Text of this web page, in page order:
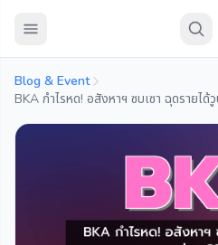
Blog & Event
BKA กำไรหด! อสังหาฯ ซบเซา ฉุดรายไ